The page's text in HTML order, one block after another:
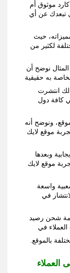
موثوق أم
تبعدك عن أي
، حيث
لكثير من
نوضح أن
به حقيقية
انتشرت
كافة دول
، ونوضح أنه
موقع لايك
وبعدها
موقع لايك
واسعة
في
شحن رصيد
في
بالموقع